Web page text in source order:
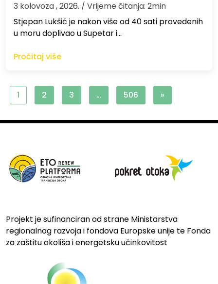
3 kolovoza , 2026. / Vrijeme čitanja: 2min
St​jepan Lukšić je nakon više od 40 sati provedenih
u moru doplivao u Supetar i…
Pročitaj više
1 2 3 … 506 »
Projekt je sufinanciran od strane Ministarstva
regionalnog razvoja i fondova Europske unije te Fonda
za zaštitu okoliša i energetsku učinkovitost